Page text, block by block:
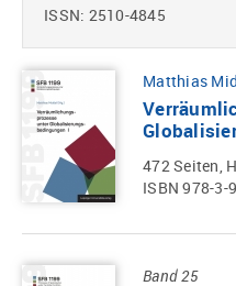
ISSN: 2510-4845
Matthias
472 Seiten,
ISBN 978-3-
Band 25